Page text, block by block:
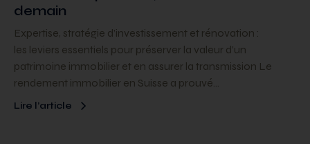
demain
Expertise, stratégie d’investissement et rénovation :
les leviers essentiels pour préserver la valeur d’un
patrimoine immobilier et en assurer la transmission Le
rendement immobilier en Suisse a prouvé…
Lire l’article